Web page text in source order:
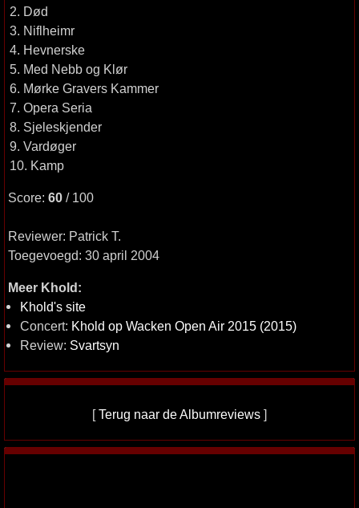
2. Død
3. Niflheimr
4. Hevnerske
5. Med Nebb og Klør
6. Mørke Gravers Kammer
7. Opera Seria
8. Sjeleskjender
9. Vardøger
10. Kamp
Score: 60 / 100
Reviewer: Patrick T.
Toegevoegd: 30 april 2004
Meer Khold:
Khold's site
Concert: Khold op Wacken Open Air 2015 (2015)
Review: Svartsyn
[Terug naar de Albumreviews ]